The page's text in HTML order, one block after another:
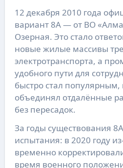
12 декабря 2010 года
вариант 8А — от ВО
Озерная. Это стало
новые жилые массивы
электротранспорта, а
удобного пути для
быстро стал популярным,
объединял отдалённые
без пересадок.
За годы существования
испытания: в 2020 году
временно
время военного